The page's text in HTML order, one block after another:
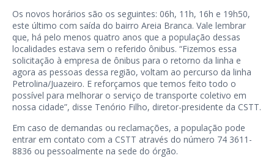
Os novos horários são os seguintes: 06h, 11h, 16h e 19h50,
este último com saída do bairro Areia Branca. Vale lembrar
que, há pelo menos quatro anos que a população dessas
localidades estava sem o referido ônibus. “Fizemos essa
solicitação à empresa de ônibus para o retorno da linha e
agora as pessoas dessa região, voltam ao percurso da linha
Petrolina/Juazeiro. E reforçamos que temos feito todo o
possível para melhorar o serviço de transporte coletivo em
nossa cidade”, disse Tenório Filho, diretor-presidente da CSTT.
Em caso de demandas ou reclamações, a população pode
entrar em contato com a CSTT através do número 74 3611-
8836 ou pessoalmente na sede do órgão.